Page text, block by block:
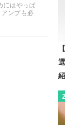
にはやっぱ
ンプも必